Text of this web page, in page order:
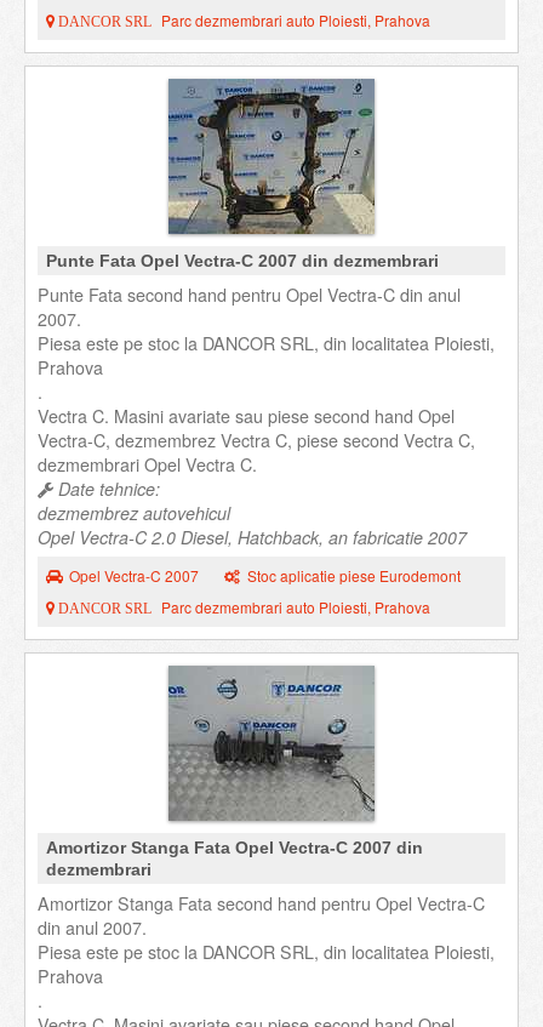
DANCOR SRL Parc dezmembrari auto Ploiesti, Prahova
Punte Fata Opel Vectra-C 2007 din dezmembrari
Punte Fata second hand pentru Opel Vectra-C din anul
2007.
Piesa este pe stoc la DANCOR SRL, din localitatea Ploiesti,
Prahova
.
Vectra C. Masini avariate sau piese second hand Opel
Vectra-C, dezmembrez Vectra C, piese second Vectra C,
dezmembrari Opel Vectra C.
Date tehnice:
dezmembrez autovehicul
Opel Vectra-C 2.0 Diesel, Hatchback, an fabricatie 2007
Opel Vectra-C 2007 Stoc aplicatie piese Eurodemont
DANCOR SRL Parc dezmembrari auto Ploiesti, Prahova
Amortizor Stanga Fata Opel Vectra-C 2007 din
dezmembrari
Amortizor Stanga Fata second hand pentru Opel Vectra-C
din anul 2007.
Piesa este pe stoc la DANCOR SRL, din localitatea Ploiesti,
Prahova
.